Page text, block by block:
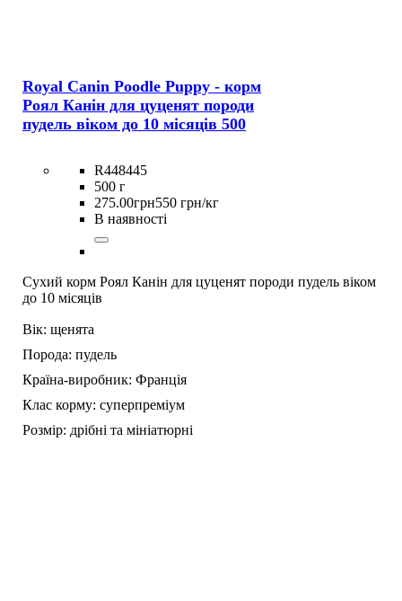
Royal Canin Poodle Puppy - корм
Роял Канін для цуценят породи
пудель віком до 10 місяців 500
R448445
500 г
275.00грн550 грн/кг
В наявності
Сухий корм Роял Канін для цуценят породи пудель віком
до 10 місяців
Вік: щенята
Порода: пудель
Країна-виробник: Франція
Клас корму: суперпреміум
Розмір: дрібні та мініатюрні